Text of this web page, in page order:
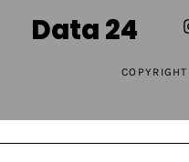
Data 24